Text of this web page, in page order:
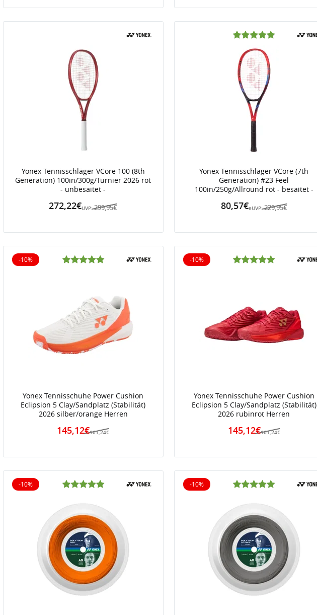
Yonex Tennisschläger VCore 100 (8th
Generation) 100in/300g/Turnier 2026 rot
- unbesaitet -
UVP: 299,95€
272,22€
Yonex Tennisschläger VCore (7th
Generation) #23 Feel
100in/250g/Allround rot - besaitet -
eUVP: 229,95€
80,57€
Yonex Tennisschuhe Power Cushion
Eclipsion 5 Clay/Sandplatz (Stabilität)
2026 silber/orange Herren
161,24€
145,12€
-10%
10% reduziert
Yonex Tennisschuhe Power Cushion
Eclipsion 5 Clay/Sandplatz (Stabilität)
2026 rubinrot Herren
161,24€
145,12€
-10%
10% reduziert
-10%
10% reduziert
-10%
10% reduziert